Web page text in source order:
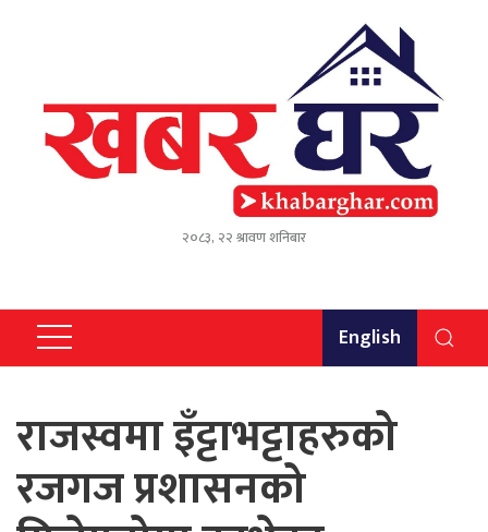
२०८३, २२ श्रावण शनिबार
English
राजस्वमा इँट्टाभट्टाहरुको
रजगज प्रशासनको